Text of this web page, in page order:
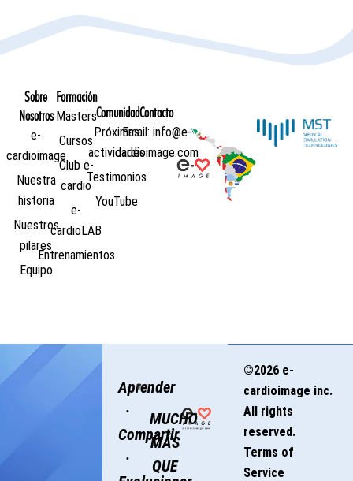
Sobre
Nosotros
e-
cardioimage
Nuestra
historia
Nuestros
pilares
Equipo
Formación
Masters
Cursos
Club e-
cardio
e-
cardioLAB
Entrenamientos
Comunidad
Próximas
actividades
Testimonios
YouTube
Contacto
Email: info@e-
cardioimage.com
Aprender
·
Compartir
·
MUCHO
MÁS
QUE
©2026 e-
cardioimage inc.
All rights
reserved.
Terms of
Service